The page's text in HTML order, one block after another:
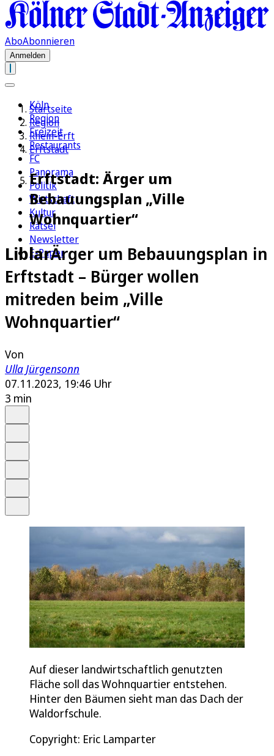
AboAbonnieren
Anmelden
Köln
Region
Freizeit
Restaurants
FC
Panorama
Politik
Wirtschaft
Kultur
Rätsel
Newsletter
E-Paper
Startseite
Region
Rhein-Erft
Erftstadt
Erftstadt: Ärger um
Bebauungsplan „Ville
Wohnquartier“
LiblarÄrger um Bebauungsplan in
Erftstadt – Bürger wollen
mitreden beim „Ville
Wohnquartier“
Von
Ulla Jürgensonn
07.11.2023, 19:46 Uhr
3 min
Auf dieser landwirtschaftlich genutzten
Fläche soll das Wohnquartier entstehen.
Hinter den Bäumen sieht man das Dach der
Waldorfschule.
Copyright: Eric Lamparter